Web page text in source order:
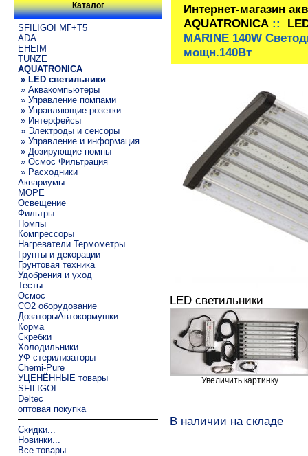
Каталог
SFILIGOI МГ+Т5
ADA
EHEIM
TUNZE
AQUATRONICA
» LED светильники
» Аквакомпьютеры
» Управление помпами
» Управляющие розетки
» Интерфейсы
» Электроды и сенсоры
» Управление и информация
» Дозирующие помпы
» Осмос Фильтрация
» Расходники
Аквариумы
МОРЕ
Освещение
Фильтры
Помпы
Компрессоры
Нагреватели Термометры
Грунты и декорации
Грунтовая техника
Удобрения и уход
Тесты
Осмос
CO2 оборудование
ДозаторыАвтокормушки
Корма
Скребки
Холодильники
УФ стерилизаторы
Chemi-Pure
УЦЕНЁННЫЕ товары
SFILIGOI
Deltec
оптовая покупка
Скидки...
Новинки...
Все товары...
Интернет-магазин
AQUATRONICA::
MARINE 140W
мощн.140Вт
LED светильники
Увеличить картинку
В наличии на складе